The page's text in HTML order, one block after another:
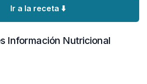
Ir a la receta ⬇️
Información Nutricional